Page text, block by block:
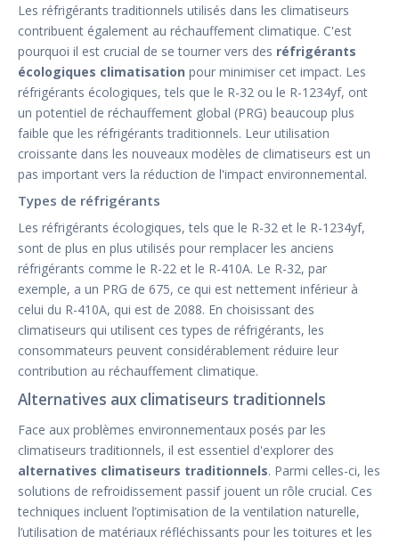
Les réfrigérants traditionnels utilisés dans les climatiseurs
contribuent également au réchauffement climatique. C'est
pourquoi il est crucial de se tourner vers des réfrigérants
écologiques climatisation pour minimiser cet impact. Les
réfrigérants écologiques, tels que le R-32 ou le R-1234yf, ont
un potentiel de réchauffement global (PRG) beaucoup plus
faible que les réfrigérants traditionnels. Leur utilisation
croissante dans les nouveaux modèles de climatiseurs est un
pas important vers la réduction de l'impact environnemental.
Types de réfrigérants
Les réfrigérants écologiques, tels que le R-32 et le R-1234yf,
sont de plus en plus utilisés pour remplacer les anciens
réfrigérants comme le R-22 et le R-410A. Le R-32, par
exemple, a un PRG de 675, ce qui est nettement inférieur à
celui du R-410A, qui est de 2088. En choisissant des
climatiseurs qui utilisent ces types de réfrigérants, les
consommateurs peuvent considérablement réduire leur
contribution au réchauffement climatique.
Alternatives aux climatiseurs traditionnels
Face aux problèmes environnementaux posés par les
climatiseurs traditionnels, il est essentiel d'explorer des
alternatives climatiseurs traditionnels. Parmi celles-ci, les
solutions de refroidissement passif jouent un rôle crucial. Ces
techniques incluent l’optimisation de la ventilation naturelle,
l’utilisation de matériaux réfléchissants pour les toitures et les